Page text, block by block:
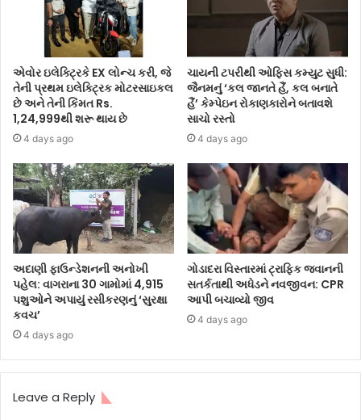
એવોર ઇલેક્ટ્રિકે EX લોન્ચ કરી, જે
તેની પ્રથમ ઇલેક્ટ્રિક મોટરસાઇકલ
છે અને તેની કિંમત Rs.
1,24,999થી શરૂ થાય છે
4 days ago
ચાયની ટપરીથી ઓફિસ કમ્યુટ સુધી:
જૈનમનું ‘કલ જાનતે હૈં, કલ બનાતે
હૈં’ કેમ્પેઇન રોકાણકારોને બતાવશે
સાચો રસ્તો
4 days ago
અદાણી ફાઉન્ડેશનની અનોખી
પહેલ: વાગરાના 30 ગામોમાં 4,915
પશુઓને અપાયું રસીકરણનું ‘સુરક્ષા
કવચ’
4 days ago
ગોડાદરા વિસ્તારમાં ટ્રાફિક જવાનની
સતર્કતાથી અધેડને નવજીવન: CPR
આપી બચાવ્યો જીવ
4 days ago
Leave a Reply